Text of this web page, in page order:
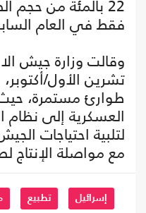
فقط في العام
وقالت وزارة جيش
تشرين الأول/
طوارئ مستمرة،
العسكرية إلى نظام
لتلبية احتياجات
مع مواصلة الإنتاج
إسرائيل تطبيع